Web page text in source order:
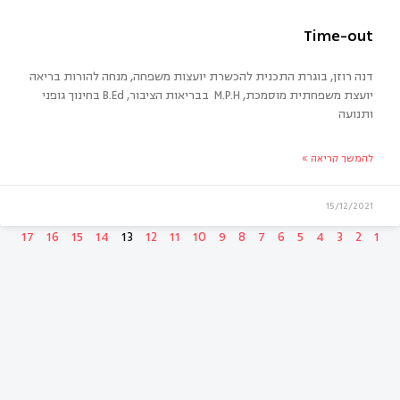
עם או בלי…
דנה רוזן, בוגרת התכנית להכשרת יועצות משפחה, מנחה להורות בריאה
יועצת משפחתית מוסמכת, M.P.H בבריאות הציבור, B.Ed בחינוך גופני
ותנועה
להמשך קריאה »
15/12/2021
1
2
3
4
5
6
7
8
9
10
11
12
13
14
15
16
17